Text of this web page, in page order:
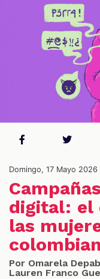
Domingo, 17 Mayo 2026
digital: el
las
Por Omarela
Lauren Franco